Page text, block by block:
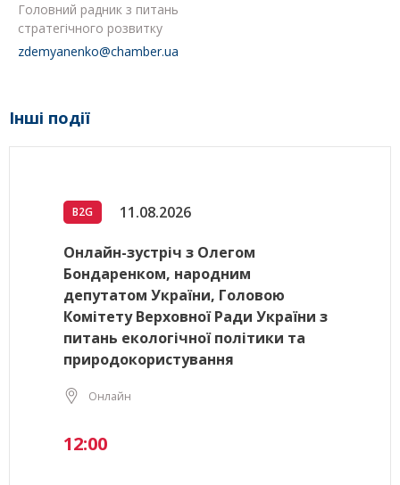
Головний радник з питань
стратегічного розвитку
zdemyanenko@chamber.ua
Інші події
B2G 11.08.2026
Онлайн-зустріч з Олегом
Бондаренком, народним
депутатом України, Головою
Комітету Верховної Ради України з
питань екологічної політики та
природокористування
Онлайн
12:00